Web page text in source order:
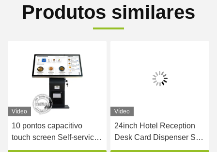
Produtos similares
Vídeo
10 pontos capacitivo
touch screen Self-service
Quiosque de pagamento
Vídeo
24inch Hotel Reception
Desk Card Dispenser Self
Check In Out Payment